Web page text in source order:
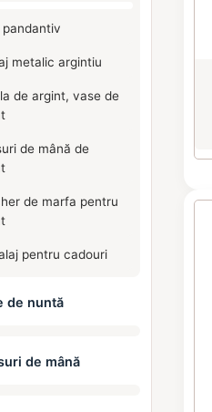
pandantiv
metalic argintiu
de argint, vase de
de mână de
de marfa pentru
pentru cadouri
de nuntă
de mână